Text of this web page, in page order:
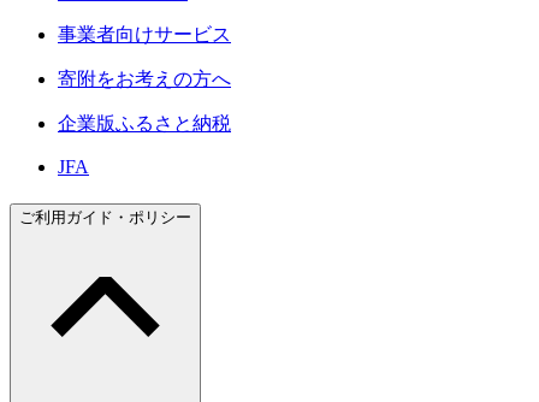
事業者向けサービス
寄附をお考えの方へ
企業版ふるさと納税
JFA
ご利用ガイド・ポリシー